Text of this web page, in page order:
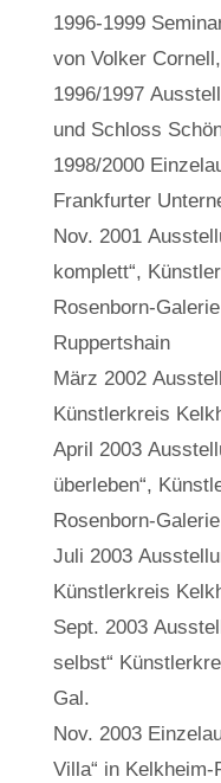
1996-1999
von Volker
1996/1997
und Schloss
1998/2000
Frankfurter
Nov. 2001
komplett“,
Rosenborn-
Ruppertshain
März 2002
Künstlerkreis
April 2003
überleben“,
Rosenborn-Galerie
Juli 2003
Künstlerkreis
Sept. 2003
selbst“
Gal.
Nov. 2003
Villa“ in Kelkheim-